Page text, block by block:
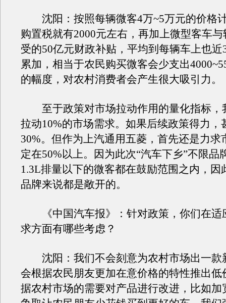
沈阳：按照每辆微客4万~5万元的价格
购置税就有2000元左右，再加上微型客车
受的50亿元财政补贴，平均到每辆车上也近
累加，相当于农民购买微客会少支出
的幅度，对农村消费者会产生很大吸引力。
至于政策对市场拉动作用的量化指标，
拉动10%的市场需求。如果后续政策得力，
30%。但作为上汽通用五菱，首先还是力求
定在50%以上。因为此次“汽车下乡”不限品
1.3L排量以下的微客都在鼓励范围之内，因
品牌来说都是敞开的。
《中国汽车报》：针对政策，你们在适
求方面有哪些考虑？
沈阳：我们不会刻意为农村市场出一款
会根据农民朋友更加在意价格的特性推出低
据农村市场的需要对产品进行改进，比如加